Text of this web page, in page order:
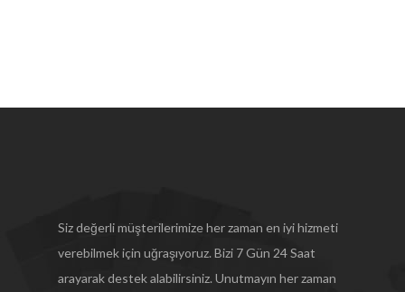
Siz değerli müşterilerimize her zaman en iyi hizmeti
verebilmek için uğraşıyoruz. Bizi 7 Gün 24 Saat
arayarak destek alabilirsiniz. Unutmayın her zaman